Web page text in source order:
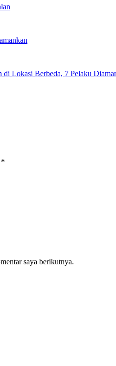
di Lokasi Berbeda, 7 Pelaku
*
saya berikutnya.